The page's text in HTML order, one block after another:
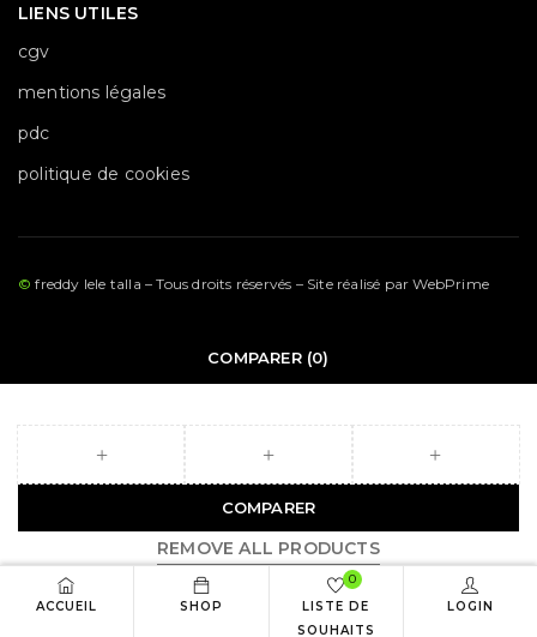
LIENS UTILES
cgv
mentions légales
pdc
politique de cookies
©freddy lele talla – Tous droits réservés – Site réalisé parWebPrime
ACCUEIL SHOP
LISTE DE
SOUHAITS
0
LOGIN
COMPARER (0)
COMPARER
REMOVE ALL PRODUCTS